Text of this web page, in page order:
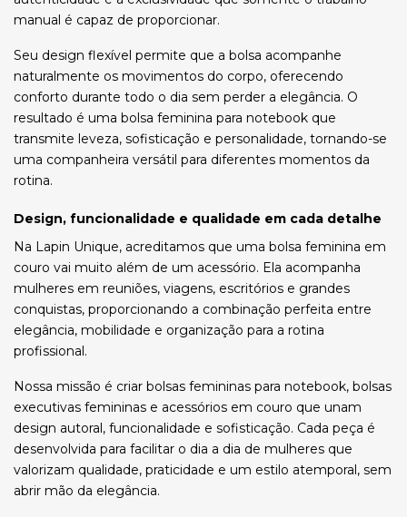
manual é capaz de proporcionar.
Seu design flexível permite que a bolsa acompanhe
naturalmente os movimentos do corpo, oferecendo
conforto durante todo o dia sem perder a elegância. O
resultado é uma bolsa feminina para notebook que
transmite leveza, sofisticação e personalidade, tornando-se
uma companheira versátil para diferentes momentos da
rotina.
Design, funcionalidade e qualidade em cada detalhe
Na Lapin Unique, acreditamos que uma bolsa feminina em
couro vai muito além de um acessório. Ela acompanha
mulheres em reuniões, viagens, escritórios e grandes
conquistas, proporcionando a combinação perfeita entre
elegância, mobilidade e organização para a rotina
profissional.
Nossa missão é criar bolsas femininas para notebook, bolsas
executivas femininas e acessórios em couro que unam
design autoral, funcionalidade e sofisticação. Cada peça é
desenvolvida para facilitar o dia a dia de mulheres que
valorizam qualidade, praticidade e um estilo atemporal, sem
abrir mão da elegância.